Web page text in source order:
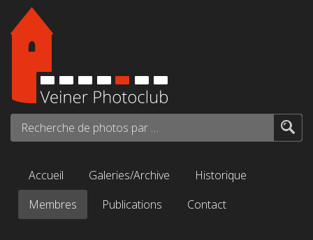
Aller au contenu principal
Recherche de photos par mots-clés...
Accueil Galeries/Archive
Historique
Membres
Publications Contact